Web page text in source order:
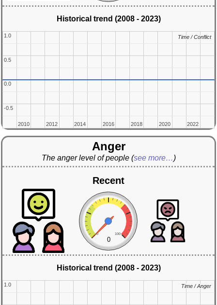
Historical trend (2008 - 2023)
2010
2010 2012
2012 2014
2014 2016
2016 2018
2018 2020
2020 2022
2022
-0.5
-0.5
0.0
0.0
0.5
0.5
1.0
1.0 Time / Conflict
Time / Conflict
Anger
The anger level of people (see more…)
Recent
0 100
0
Historical trend (2008 - 2023)
1.0
1.0 Time / Anger
Time / Anger